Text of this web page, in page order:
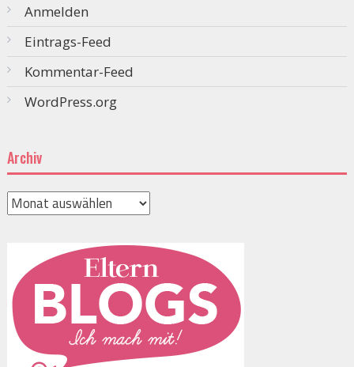
Anmelden
Eintrags-Feed
Kommentar-Feed
WordPress.org
Archiv
Archiv